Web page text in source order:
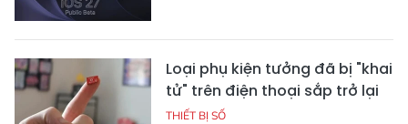
Loại phụ kiện tưởng đã bị "khai
tử" trên điện thoại sắp trở lại
THIẾT BỊ SỐ